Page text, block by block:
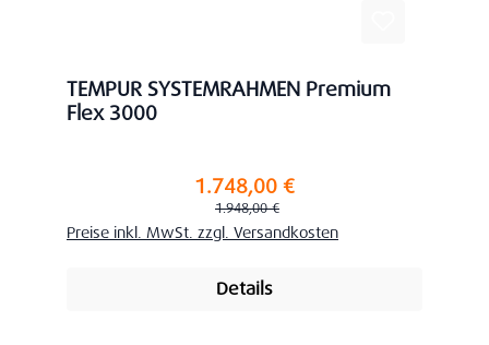
TEMPUR SYSTEMRAHMEN Premium
Flex 3000
Verkaufspreis:1.748,00 €
Regulärer Preis:
1.948,00 €
Preise inkl. MwSt. zzgl. Versandkosten
Details